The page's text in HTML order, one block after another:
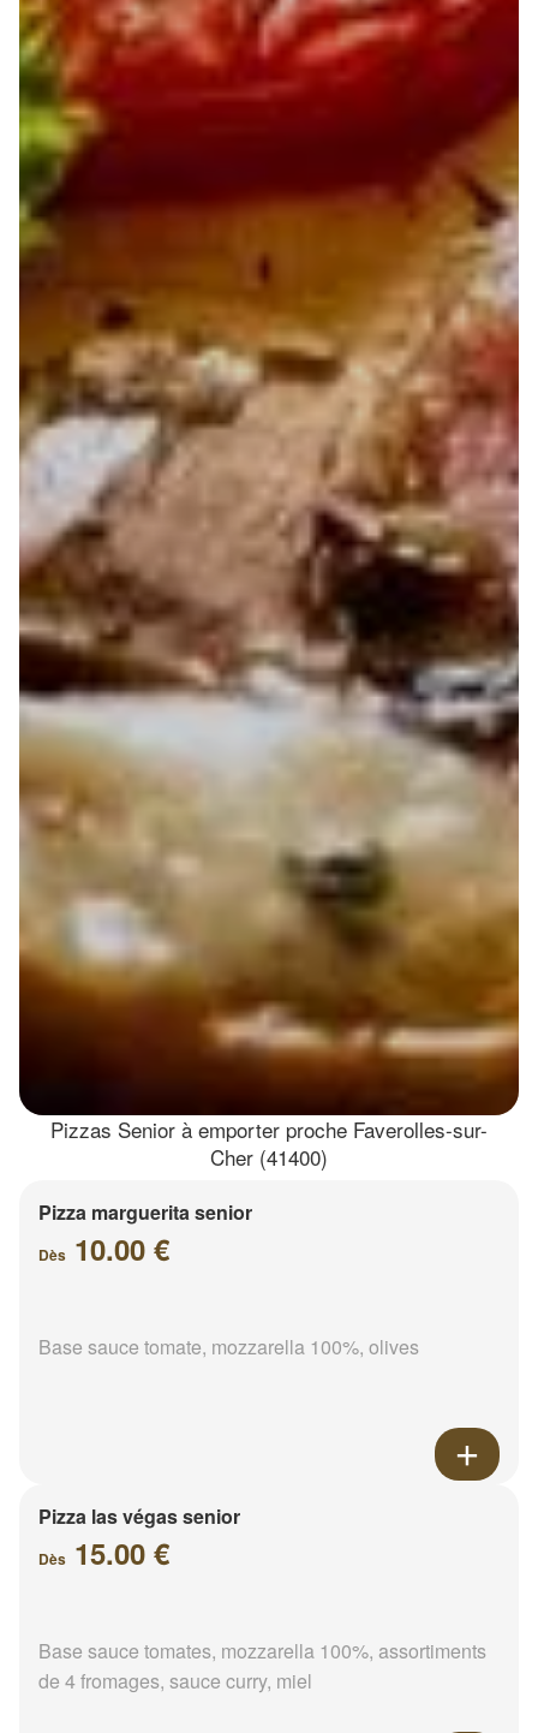
Pizzas Senior à emporter proche Faverolles-sur-
Cher (41400)
Pizza marguerita senior
Dès 10.00 €
Base sauce tomate, mozzarella 100%, olives
Pizza las végas senior
Dès 15.00 €
Base sauce tomates, mozzarella 100%, assortiments
de 4 fromages, sauce curry, miel